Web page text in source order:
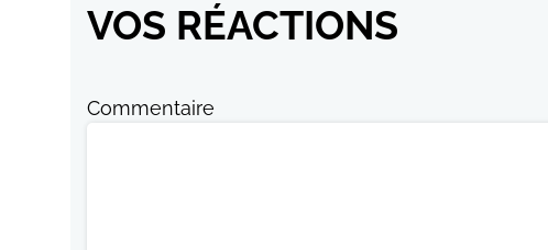
VOS RÉACTIONS
Commentaire